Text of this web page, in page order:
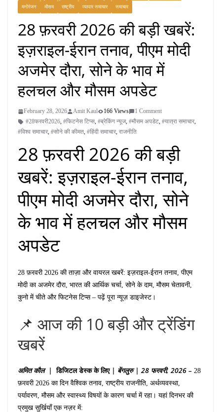
मनोरंजन मौसम राष्ट्रीय व्यापार समाचार समाचार
28 फ़रवरी 2026 की बड़ी खबरें:
इज़राइल-ईरान तनाव, पीएम मोदी
अजमेर दौरा, सोने के भाव में
हलचल और मौसम अपडेट
February 28, 2026 Amit Kaul 166 Views
1 Comment
#28फरवरी2026, #फिटनेस टिप्स, #ब्रेकिंग न्यूज, #मौसम अपडेट, #यात्रा समाचार,
#विश्व समाचार, #सोने की कीमत, #हिंदी समाचार, राजनीति
28 फ़रवरी 2026 की बड़ी
खबरें: इज़राइल-ईरान तनाव,
पीएम मोदी अजमेर दौरा, सोने
के भाव में हलचल और मौसम
अपडेट
28 फ़रवरी 2026 की ताज़ा और वायरल खबरें: इज़राइल-ईरान तनाव, पीएम
मोदी का अजमेर दौरा, भारत की आर्थिक चर्चा, सोने के दाम, मौसम चेतावनी,
कुनो में चीते और फिटनेस टिप्स – पढ़ें पूरा न्यूज़ डाइजेस्ट।
📌 आज की 10 बड़ी और ट्रेंडिंग
खबरें
अमित कौल |डिजिटलडेस्ककेलिए| बेंगलुरु | 28 फरवरी, 2026 – 28
फ़रवरी 2026 का दिन वैश्विक तनाव, राष्ट्रीय राजनीति, अर्थव्यवस्था,
पर्यावरण, मौसम और स्वास्थ्य विषयों के कारण चर्चा में रहा। यहां दिनभर की
प्रमुख सुर्खियाँ एक नज़र में: